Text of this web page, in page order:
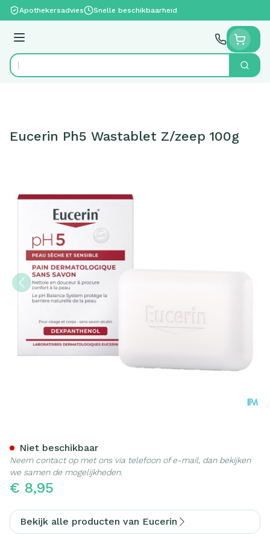
Ga naar de inhoud
Apothekersadvies Snelle beschikbaarheid
Menu
Product, merk, categorie... Zoek
Eucerin Ph5 Wastablet Z/zeep 100g
€ 8,95
Niet beschikbaar
Neem contact op met ons via telefoon of e-mail, dan bekijken
we samen de mogelijkheden.
Bekijk alle producten van Eucerin